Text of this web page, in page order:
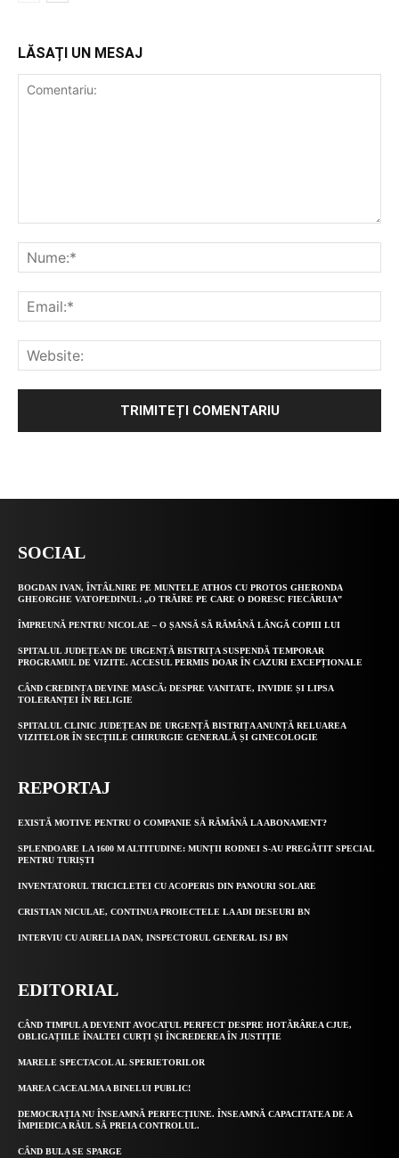
LĂSAȚI UN MESAJ
SOCIAL
BOGDAN IVAN, ÎNTÂLNIRE PE MUNTELE ATHOS CU PROTOS GHERONDA
GHEORGHE VATOPEDINUL: „O TRĂIRE PE CARE O DORESC FIECĂRUIA”
ÎMPREUNĂ PENTRU NICOLAE – O ȘANSĂ SĂ RĂMÂNĂ LÂNGĂ COPIII LUI
SPITALUL JUDEȚEAN DE URGENȚĂ BISTRIȚA SUSPENDĂ TEMPORAR
PROGRAMUL DE VIZITE. ACCESUL PERMIS DOAR ÎN CAZURI EXCEPȚIONALE
CÂND CREDINȚA DEVINE MASCĂ: DESPRE VANITATE, INVIDIE ȘI LIPSA
TOLERANȚEI ÎN RELIGIE
SPITALUL CLINIC JUDEȚEAN DE URGENȚĂ BISTRIȚA ANUNȚĂ RELUAREA
VIZITELOR ÎN SECȚIILE CHIRURGIE GENERALĂ ȘI GINECOLOGIE
REPORTAJ
EXISTĂ MOTIVE PENTRU O COMPANIE SĂ RĂMÂNĂ LA ABONAMENT?
SPLENDOARE LA 1600 M ALTITUDINE: MUNȚII RODNEI S-AU PREGĂTIT SPECIAL
PENTRU TURIȘTI
INVENTATORUL TRICICLETEI CU ACOPERIS DIN PANOURI SOLARE
CRISTIAN NICULAE, CONTINUA PROIECTELE LA ADI DESEURI BN
INTERVIU CU AURELIA DAN, INSPECTORUL GENERAL ISJ BN
EDITORIAL
CÂND TIMPUL A DEVENIT AVOCATUL PERFECT DESPRE HOTĂRÂREA CJUE,
OBLIGAȚIILE ÎNALTEI CURȚI ȘI ÎNCREDEREA ÎN JUSTIȚIE
MARELE SPECTACOL AL SPERIETORILOR
MAREA CACEALMA A BINELUI PUBLIC!
DEMOCRAȚIA NU ÎNSEAMNĂ PERFECȚIUNE. ÎNSEAMNĂ CAPACITATEA DE A
ÎMPIEDICA RĂUL SĂ PREIA CONTROLUL.
CÂND BULA SE SPARGE